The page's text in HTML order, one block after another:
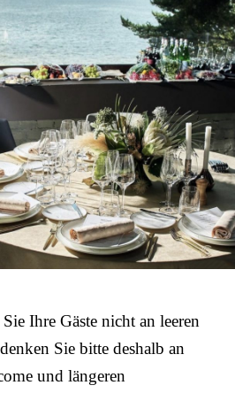
Ihre Gäste nicht an leeren
Sie bitte deshalb an
und längeren